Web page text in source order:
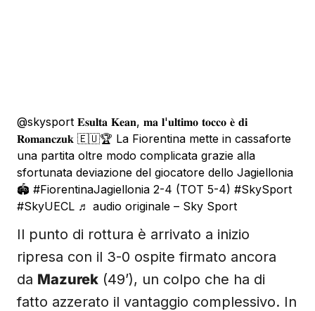
@skysport 𝐄𝐬𝐮𝐥𝐭𝐚 𝐊𝐞𝐚𝐧, 𝐦𝐚 𝐥'𝐮𝐥𝐭𝐢𝐦𝐨 𝐭𝐨𝐜𝐜𝐨 𝐞̀ 𝐝𝐢
𝐑𝐨𝐦𝐚𝐧𝐜𝐳𝐮𝐤 🇪🇺🏆 La Fiorentina mette in cassaforte
una partita oltre modo complicata grazie alla
sfortunata deviazione del giocatore dello Jagiellonia
🏟️ #FiorentinaJagiellonia 2-4 (TOT 5-4) #SkySport
#SkyUECL ♬ audio originale – Sky Sport
Il punto di rottura è arrivato a inizio
ripresa con il 3-0 ospite firmato ancora
da Mazurek (49’), un colpo che ha di
fatto azzerato il vantaggio complessivo. In